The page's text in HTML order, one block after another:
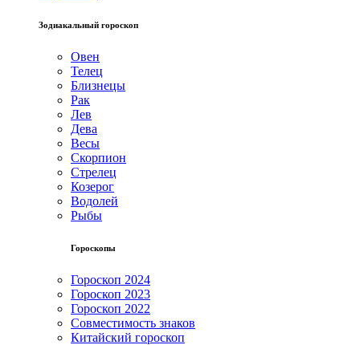
Зодиакальный гороскоп
Овен
Телец
Близнецы
Рак
Лев
Дева
Весы
Скорпион
Стрелец
Козерог
Водолей
Рыбы
Гороскопы
Гороскоп 2024
Гороскоп 2023
Гороскоп 2022
Совместимость знаков
Китайский гороскоп